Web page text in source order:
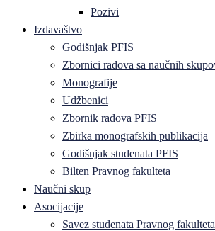
Pozivi
Izdavaštvo
Godišnjak PFIS
Zbornici radova sa naučnih
Monografije
Udžbenici
Zbornik radova PFIS
Zbirka monografskih publikacija
Godišnjak studenata PFIS
Bilten Pravnog fakulteta
Naučni skup
Asocijacije
Savez studenata Pravnog fakulteta